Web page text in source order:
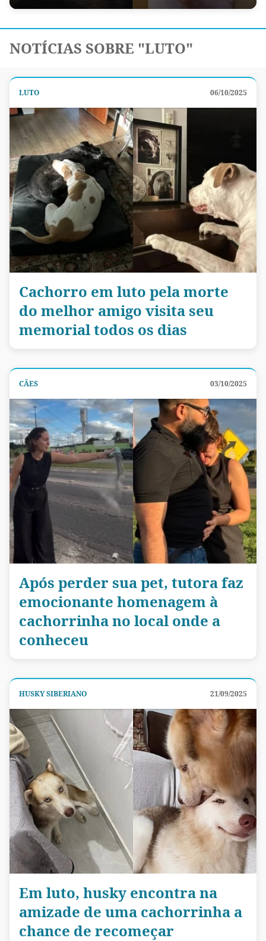
NOTÍCIAS SOBRE "LUTO"
LUTO 06/10/2025
Cachorro em luto pela morte
do melhor amigo visita seu
memorial todos os dias
CÃES 03/10/2025
Após perder sua pet, tutora faz
emocionante homenagem à
cachorrinha no local onde a
conheceu
HUSKY SIBERIANO 21/09/2025
Em luto, husky encontra na
amizade de uma cachorrinha a
chance de recomeçar